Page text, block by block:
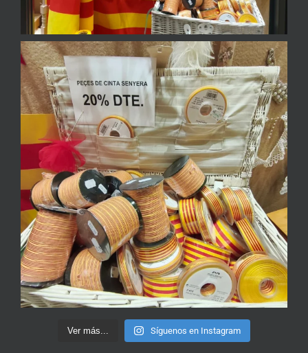
Ver más... Síguenos en Instagram